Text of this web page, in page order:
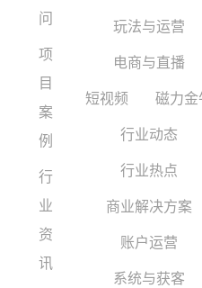
问
项
目
案
例
行
业
资
讯
玩法与运营
电商与直播
短视频 磁力金
行业动态
行业热点
商业解决方案
账户运营
系统与获客